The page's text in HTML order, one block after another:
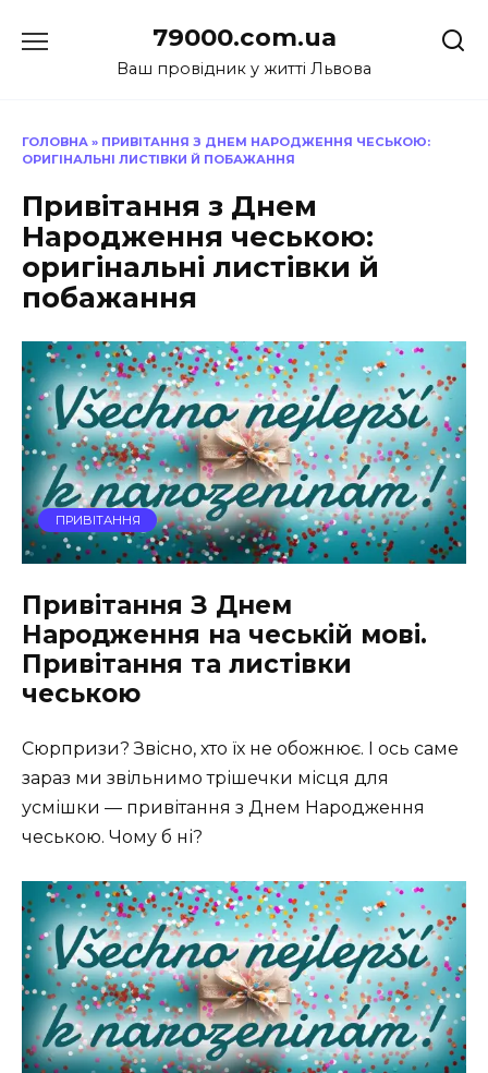
до
79000.com.ua
Ваш провідник у житті Львова
ГОЛОВНА » ПРИВІТАННЯ З ДНЕМ НАРОДЖЕННЯ ЧЕСЬКОЮ:
ОРИГІНАЛЬНІ ЛИСТІВКИ Й ПОБАЖАННЯ
Привітання з Днем
Народження чеською:
оригінальні листівки й
побажання
ПРИВІТАННЯ
Привітання З Днем
Народження на чеській мові.
Привітання та листівки
чеською
Сюрпризи? Звісно, хто їх не обожнює. І ось саме
зараз ми звільнимо трішечки місця для
усмішки — привітання з Днем Народження
чеською. Чому б ні?